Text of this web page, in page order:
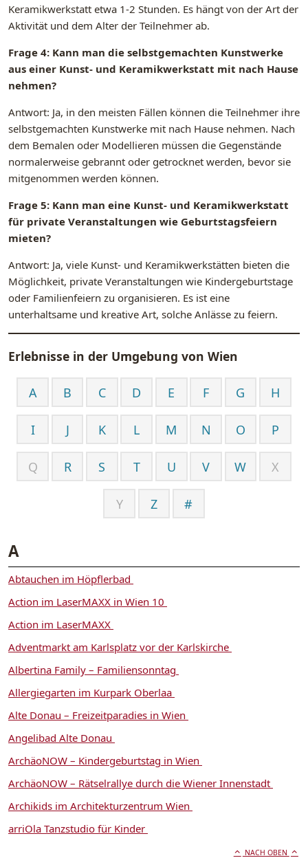
Keramikwerkstatt etwa 1-2 Stunden. Es hängt von der Art der
Aktivität und dem Alter der Teilnehmer ab.
Frage 4: Kann man die selbstgemachten Kunstwerke
aus einer Kunst- und Keramikwerkstatt mit nach Hause
nehmen?
Antwort: Ja, in den meisten Fällen können die Teilnehmer ihre
selbstgemachten Kunstwerke mit nach Hause nehmen. Nach
dem Bemalen oder Modellieren müssen die Gegenstände
normalerweise gebrannt oder getrocknet werden, bevor sie
mitgenommen werden können.
Frage 5: Kann man eine Kunst- und Keramikwerkstatt
für private Veranstaltungen wie Geburtstagsfeiern
mieten?
Antwort: Ja, viele Kunst- und Keramikwerkstätten bieten die
Möglichkeit, private Veranstaltungen wie Kindergeburtstage
oder Familienfeiern zu organisieren. Es ist eine
unterhaltsame und kreative Art, solche Anlässe zu feiern.
Erlebnisse in der Umgebung von Wien
A B C D E F G H
I J K L M N O P
Q R S T U V W X
Y Z #
A
Abtauchen im Höpflerbad
Action im LaserMAXX in Wien 10
Action im LaserMAXX
Adventmarkt am Karlsplatz vor der Karlskirche
Albertina Family – Familiensonntag
Allergiegarten im Kurpark Oberlaa
Alte Donau – Freizeitparadies in Wien
Angelibad Alte Donau
ArchäoNOW – Kindergeburtstag in Wien
ArchäoNOW – Rätselrallye durch die Wiener Innenstadt
Archikids im Architekturzentrum Wien
arriOla Tanzstudio für Kinder
NACH OBEN